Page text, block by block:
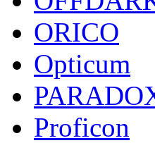
ORICO
Opticum
Proficon